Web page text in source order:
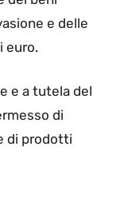
e delle
euro.
e a tutela del
di
di prodotti